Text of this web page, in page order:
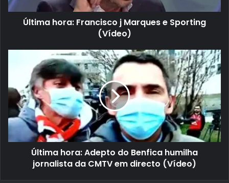
Última hora: Francisco j Marques e Sporting
(Vídeo)
Última hora: Adepto do Benfica humilha
jornalista da CMTV em directo (Vídeo)